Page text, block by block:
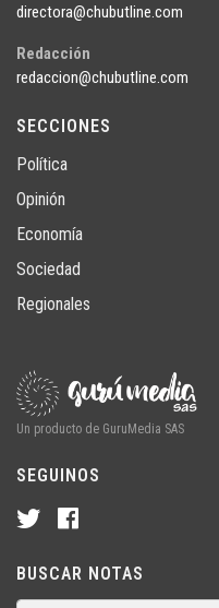
directora@chubutline.com
Redacción
redaccion@chubutline.com
SECCIONES
Política
Opinión
Economía
Sociedad
Regionales
Un producto de GuruMedia SAS
SEGUINOS
BUSCAR NOTAS